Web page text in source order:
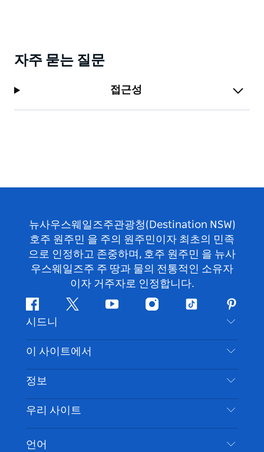
자주 묻는 질문
접근성
뉴사우스웨일즈주관광청(Destination NSW)
호주 원주민 을 주의 원주민이자 최초의 민족
으로 인정하고 존중하며, 호주 원주민 을 뉴사
우스웨일즈주 주 땅과 물의 전통적인 소유자
이자 거주자로 인정합니다.
페
이
스
북
지
귀
다
유
브
인
타
램
틱
핀
터
레
스
트
시드니
문의하기
부인 성명
쿠키 고지
이 사이트에서
목적지
할 일
이벤트
정보
여행 정보
시드니 접근성
귀하의 사업을 등록하세요
우리 사이트
언어